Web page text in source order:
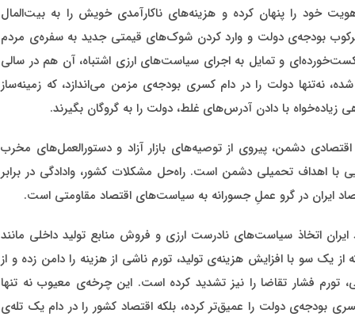
خود را پنهان کرده و هزینه‌های ناکارآمدی خویش را به بیت‌المال
بودجه‌ی دولت و وارد کردن شوک‌های قیمتی جدید به سفره‌ی مردم
و تمایل به اجرای سیاست‌های ارزی اشتباه، آن هم در سالی
شده، نه‌تنها دولت را در دام کسری بودجه‌ی مزمن می‌اندازد، که زمینه‌ساز
با دادن آدرس‌های غلط، دولت را به گروگان بگیرند.
دشمن، پیروی از توصیه‌های بازار آزاد و دستورالعمل‌های مخرب
با اهداف تحمیلی دشمن است. راه‌حل مشکلات کشور، وادادگی در برابر
ایران در گرو عملِ جسورانه به سیاست‌های اقتصاد مقاومتی است.
اتخاذ سیاست‌های نادرست ارزی و فروش منابع تولید داخلی مانند
یک سو با افزایش هزینه‌ی تولید، تورم ناشی از هزینه را دامن زده و از
تورم فشار تقاضا را نیز تشدید کرده است. این چرخه‌ی معیوب نه تنها
بودجه‌ی دولت را عمیق‌تر کرده، بلکه اقتصاد کشور را در دام یک تله‌ی